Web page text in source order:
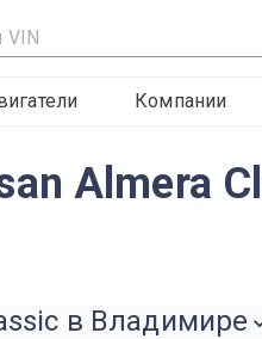
Компании
Almera
в Владимире